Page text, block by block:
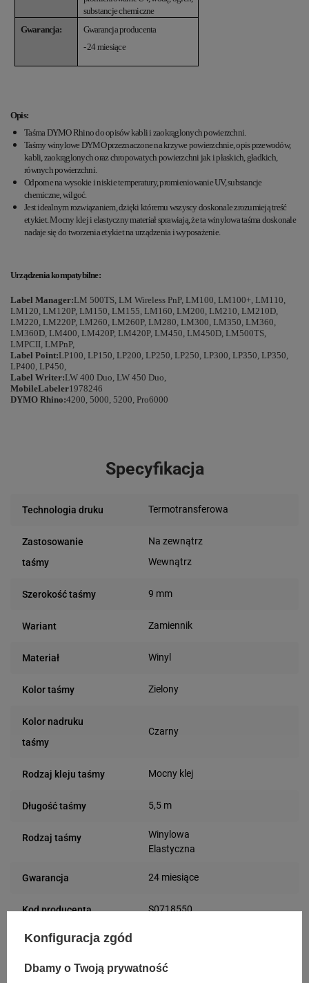
substancje chemiczne
Gwarancja:
Gwarancja producenta
- 24 miesiące
Opis:
Taśma DYMO Rhino do opisów kabli i zaokrąglonych powierzchni.
Taśmy winylowe DYMO przeznaczone na krzywe powierzchnie, opis przewodów,
kabli, zaokrąglonych oraz chropowatych powierzchni jak i płaskich, gładkich,
równych powierzchni.
Odporne na wysokie i niskie temperatury, promieniowanie UV, substancje
chemiczne, wilgoć.
Jest idealnym rozwiązaniem, dzięki któremu wszyscy doskonale zrozumieją treść
etykiet. Mocny klej i elastyczny materiał sprawiają, że ta winylowa taśma doskonale
nadaje się do tworzenia etykiet na urządzenia i wyposażenie.
Urządzenia kompatybilne:
Label Manager:LM 500TS, LM Wireless PnP, LM100, LM100+, LM110,
LM120, LM120P, LM150, LM155, LM160, LM200, LM210, LM210D,
LM220, LM220P, LM260, LM260P, LM280, LM300, LM350, LM360,
LM360D, LM400, LM420P, LM420P, LM450, LM450D, LM500TS,
LMPCII, LMPnP,
Label Point:LP100, LP150, LP200, LP250, LP250, LP300, LP350, LP350,
LP400, LP450,
Label Writer:LW 400 Duo, LW 450 Duo,
MobileLabeler1978246
DYMO Rhino:4200, 5000, 5200, Pro6000
Specyfikacja
Technologia druku Termotransferowa
Zastosowanie
taśmy
Na zewnątrz
Wewnątrz
Szerokość taśmy 9 mm
Wariant Zamiennik
Materiał Winyl
Kolor taśmy Zielony
Kolor nadruku
taśmy
Czarny
Rodzaj kleju taśmy Mocny klej
Długość taśmy 5,5 m
Rodzaj taśmy
Winylowa
Elastyczna
Gwarancja 24 miesiące
Kod producenta S0718550
Podmiot
odpowiedzialny
Bielska 210
43-400 Cieszyn (Polska)
Konfiguracja zgód
Dbamy o Twoją prywatność